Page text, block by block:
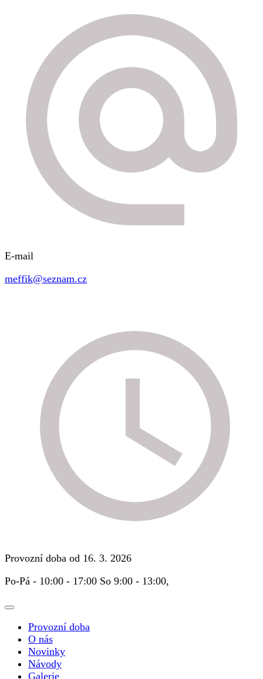
E-mail
meffik@seznam.cz
Provozní doba od 16. 3. 2026
Po-Pá - 10:00 - 17:00 So 9:00 - 13:00,
Provozní doba
O nás
Novinky
Návody
Galerie